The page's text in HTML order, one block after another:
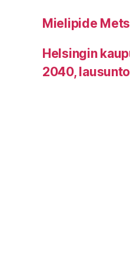
Mielipide
Helsingin
2040, lausunto